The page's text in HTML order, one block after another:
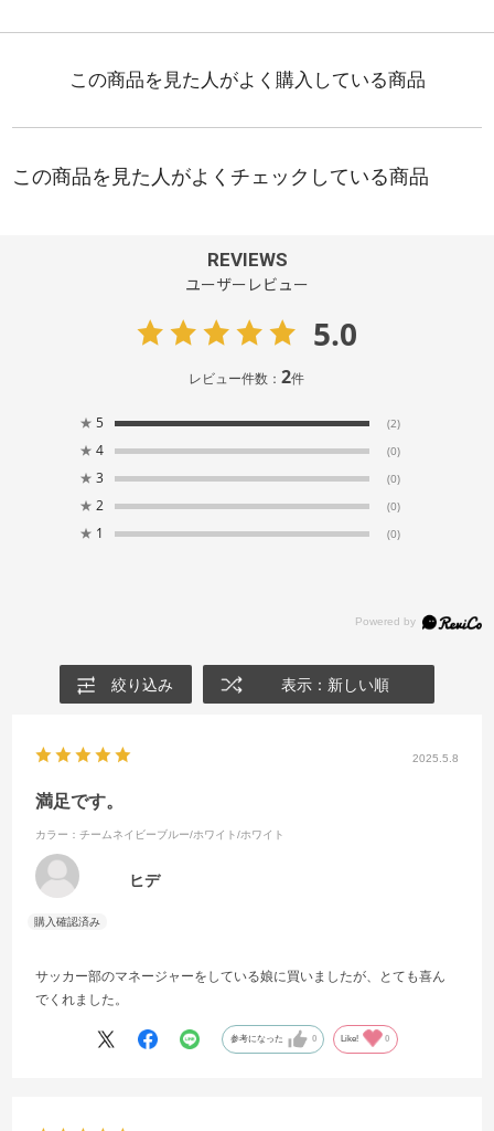
REVIEWS
ユーザーレビュー
5.0
レビュー件数：2件
★ 5 (2)
★ 4 (0)
★ 3 (0)
★ 2 (0)
★ 1 (0)
絞り込み 表示：新しい順
2025.5.8
満足です。
カラー：チームネイビーブルー/ホワイト/ホワイト
ヒデ
サッカー部のマネージャーをしている娘に買いましたが、とても喜ん
でくれました。
参考になった 0 Like! 0